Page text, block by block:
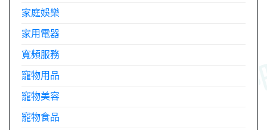
家庭娛樂
家用電器
寬頻服務
寵物用品
寵物美容
寵物食品